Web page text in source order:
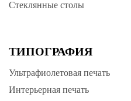
Стеклянные столы
ТИПОГРАФИЯ
Ультрафиолетовая печать
Интерьерная печать